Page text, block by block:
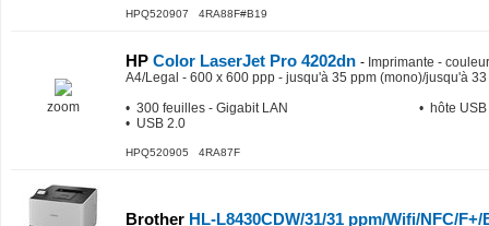
HPQ520907 4RA88F#B19
zoom
HP Color LaserJet Pro 4202dn - Imprimante -
A4/Legal - 600 x 600 ppp - jusqu'à 35 ppm (mono)/jusqu'à
• 300 feuilles - Gigabit LAN
• USB 2.0
• hôte
HPQ520905 4RA87F
Brother HL-L8430CDW/31/31 ppm/Wifi/NFC/F+/